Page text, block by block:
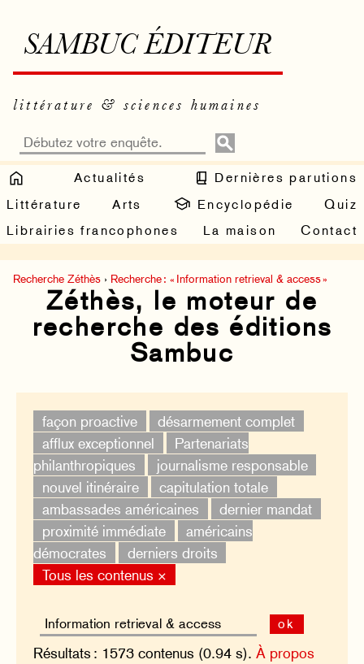
SAMBUC ÉDITEUR
littérature & sciences humaines
Actualités
Dernières parutions
Littérature
Arts Encyclopédie
Quiz
Librairies francophones
La maison Contact
Recherche Zéthès › Recherche : « Information retrieval & access »
Zéthès, le moteur de
recherche des éditions
Sambuc
façon proactive
désarmement complet
afflux exceptionnel
Partenariats
philanthropiques
journalisme responsable
nouvel itinéraire
capitulation totale
ambassades américaines
dernier mandat
proximité immédiate
américains
démocrates
derniers droits
Tous les contenus ×
ok
Résultats : 1573 contenus (0.94 s).À propos